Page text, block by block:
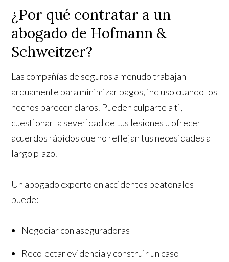
¿Por qué contratar a un
abogado de Hofmann &
Schweitzer?
Las compañías de seguros a menudo trabajan
arduamente para minimizar pagos, incluso cuando los
hechos parecen claros. Pueden culparte a ti,
cuestionar la severidad de tus lesiones u ofrecer
acuerdos rápidos que no reflejan tus necesidades a
largo plazo.
Un abogado experto en accidentes peatonales
puede:
Negociar con aseguradoras
Recolectar evidencia y construir un caso